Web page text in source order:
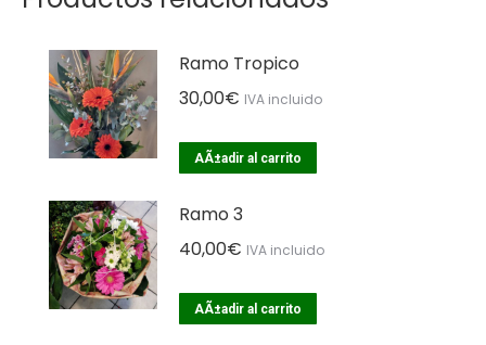
Ramo Tropico
30,00€ IVA incluido
AÃ±adir al carrito
Ramo 3
40,00€ IVA incluido
AÃ±adir al carrito